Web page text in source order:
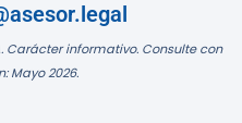
informativo. Consulte con
Mayo 2026.